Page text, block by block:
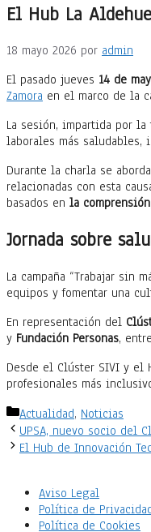
El Hub La
18 mayo 2026 por admin
El pasado jueves 14 de
Zamora en el marco de la
La sesión, impartida por
laborales más saludables,
Durante la charla se
relacionadas con esta
basados en la
Jornada sobre
La campaña “Trabajar sin
equipos y fomentar una
En representación del
y Fundación Personas,
Desde el Clúster SIVI y el
profesionales más
Categorías
Actualidad, Noticias
UPSA, nuevo socio del
El Hub de Innovación
Aviso Legal
Política de
Política de Cookies